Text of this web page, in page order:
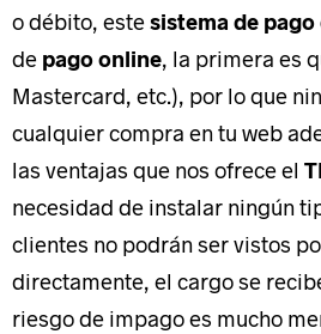
o débito, estesistema de
de pago online, la primera es
Mastercard, etc.), por lo que
cualquier compra en tu web
las ventajas que nos ofrece el
necesidad de instalar ningún
clientes no podrán ser vistos
directamente, el cargo se
riesgo de impago es mucho
Edificio Panoramis Life &
03003·Alicante·España
966 263 049
info@coodex.es